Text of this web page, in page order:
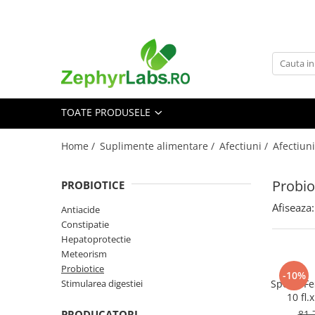
Alimentatie sanatoasa
Ingrijire și cosmetice
Scutece si servetele
Cosmetice copii
Protectie anti-insecte
Hrana pentru bebelusi
TOATE PRODUSELE
Home / Suplimente alimentare / Afectiuni /
PROBIOTICE
Antiacide
Constipatie
Hepatoprotectie
Meteorism
Probiotice
Stimularea digestiei
Afiseaza:
-10%
Specc.
10